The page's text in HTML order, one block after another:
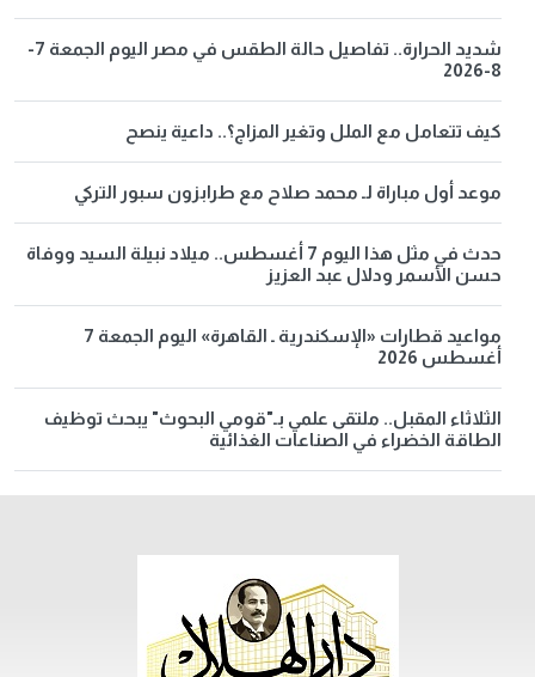
شديد الحرارة.. تفاصيل حالة الطقس في مصر اليوم الجمعة 7-
8-2026
كيف تتعامل مع الملل وتغير المزاج؟.. داعية ينصح
موعد أول مباراة لـ محمد صلاح مع طرابزون سبور التركي
حدث في مثل هذا اليوم 7 أغسطس.. ميلاد نبيلة السيد ووفاة
حسن الأسمر ودلال عبد العزيز
مواعيد قطارات «الإسكندرية ـ القاهرة» اليوم الجمعة 7
أغسطس 2026
الثلاثاء المقبل.. ملتقى علمي بـ"قومي البحوث" يبحث توظيف
الطاقة الخضراء في الصناعات الغذائية